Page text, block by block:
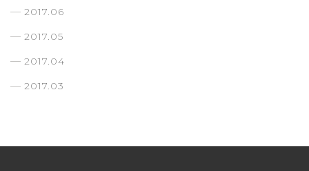
2017.06
2017.05
2017.04
2017.03